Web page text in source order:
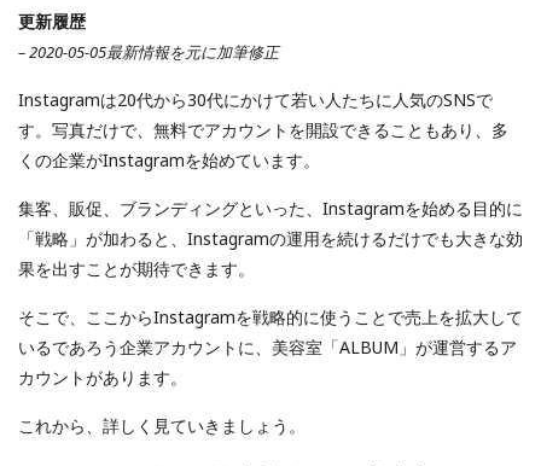
更新履歴
– 2020-05-05最新情報を元に加筆修正
Instagramは20代から30代にかけて若い人たちに人気のSNSで
す。写真だけで、無料でアカウントを開設できることもあり、多
くの企業がInstagramを始めています。
集客、販促、ブランディングといった、Instagramを始める目的に
「戦略」が加わると、Instagramの運用を続けるだけでも大きな効
果を出すことが期待できます。
そこで、ここからInstagramを戦略的に使うことで売上を拡大して
いるであろう企業アカウントに、美容室「ALBUM」が運営するア
カウントがあります。
これから、詳しく見ていきましょう。